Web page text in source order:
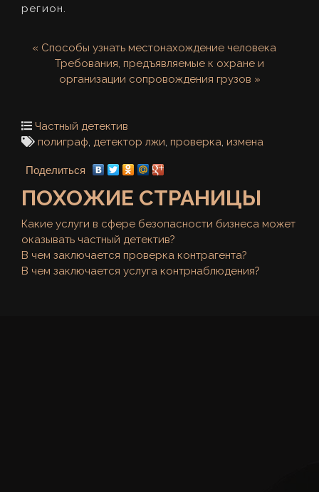
регион.
« Способы узнать местонахождение человека
Требования, предъявляемые к охране и
организации сопровождения грузов »
Частный детектив
полиграф детектор лжи проверка измена
Поделиться
ПОХОЖИЕ СТРАНИЦЫ
Какие услуги в сфере безопасности бизнеса может
оказывать частный детектив?
В чем заключается проверка контрагента?
В чем заключается услуга контрнаблюдения?